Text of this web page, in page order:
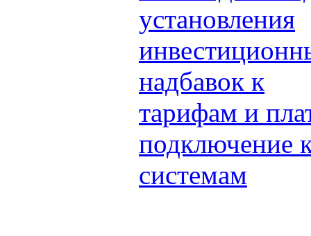
установления
надбавок к
тарифам и
подключение
системам